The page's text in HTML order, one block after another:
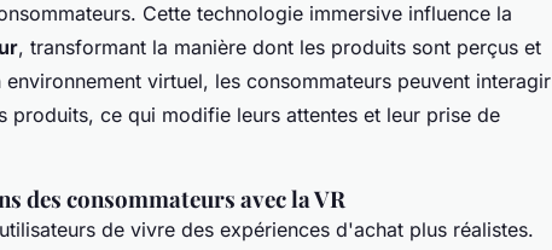
Cette technologie immersive influence la
, transformant la manière dont les produits sont perçus et
virtuel, les consommateurs peuvent interagir
produits, ce qui modifie leurs attentes et leur prise de
des consommateurs avec la VR
de vivre des expériences d'achat plus réalistes.